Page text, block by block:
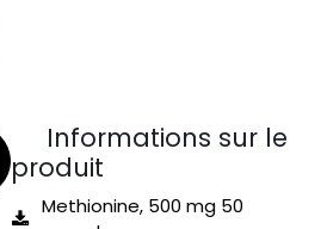
Informations sur le
produit
Methionine, 500 mg 50